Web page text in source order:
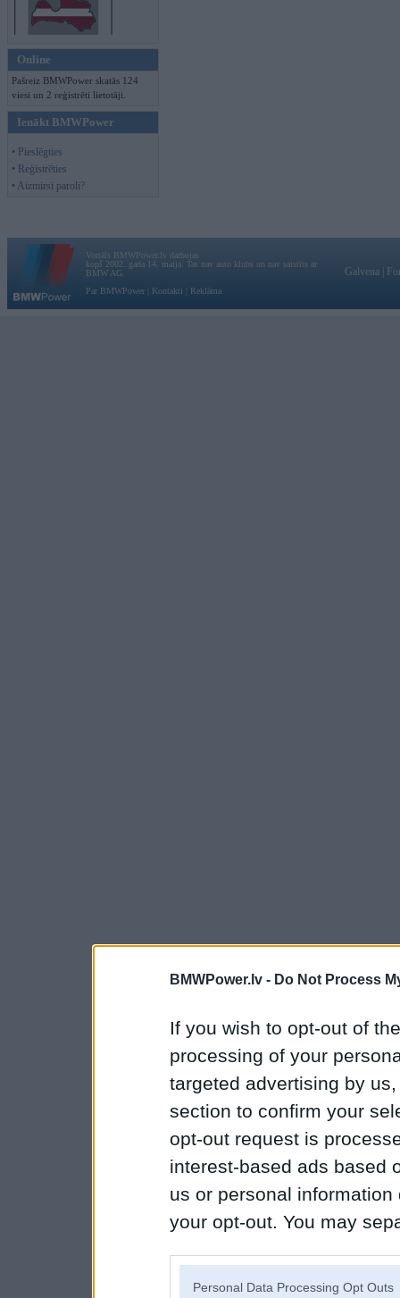
BMWPower.lv - Do Not Process
If you wish to opt-out of
processing of your
targeted advertising by
section to confirm your
opt-out request is
interest-based ads based
us or personal
your opt-out. You may
Personal Data Processing Opt Outs
Online
Pašreiz BMWPower skatās 124
viesi un 2 reģistrēti lietotāji.
Ienākt BMWPower
• Pieslēgties
• Reģistrēties
• Aizmirsi paroli?
Vortāls BMWPower.lv darbojas
kopš 2002. gada 14. maija. Tas nav auto klubs un nav saistīts ar
BMW AG.
Par BMWPower
Kontakti Reklāma
Galvena